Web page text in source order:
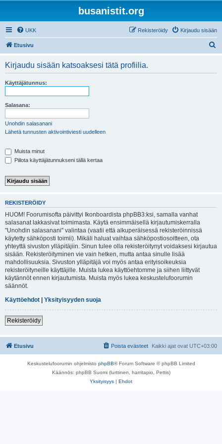
busanistit.org
UKK Kirjaudu sisään
Rekisteröidy
Etusivu
Kirjaudu sisään katsoaksesi tätä profiilia.
Käyttäjätunnus:
Salasana:
Unohdin salasanani
Lähetä tunnusten aktivointiviesti uudelleen
Muista minut
Piilota käyttäjätunnukseni tällä kertaa
REKISTERÖIDY
HUOM! Foorumisofta päivittyi Ikonboardista phpBB3:ksi, samalla vanhat
salasanat lakkasivat toimimasta. Käytä ensimmäisellä kirjautumiskerralla
"Unohdin salasanani" valintaa (vaatii että alkuperäisessä rekisteröinnissä
käytetty sähköposti toimii). Mikäli haluat vaihtaa sähköpostiosoitteen, ota
yhteyttä sivuston ylläpitäjiin. Sinun tulee olla rekisteröitynyt voidaksesi kirjautua
sisään. Rekisteröityminen vie vain hetken, mutta antaa sinulle lisää
mahdollisuuksia. Sivuston ylläpitäjä voi myös antaa erityisoikeuksia
rekisteröityneille käyttäjille. Muista lukea käyttöehtomme ja siihen liittyvät
käytännöt ennen kirjautumista. Muista myös lukea keskustelufoorumin
säännöt.
Käyttöehdot | Yksityisyyden suoja
Rekisteröidy
Etusivu Kaikki ajat ovat UTC+03:00
Poista evästeet
Keskustelufoorumin ohjelmisto phpBB® Forum Software © phpBB Limited
Käännös: phpBB Suomi (lurttinen, harritapio, Pettis)
Yksityisyys | Ehdot